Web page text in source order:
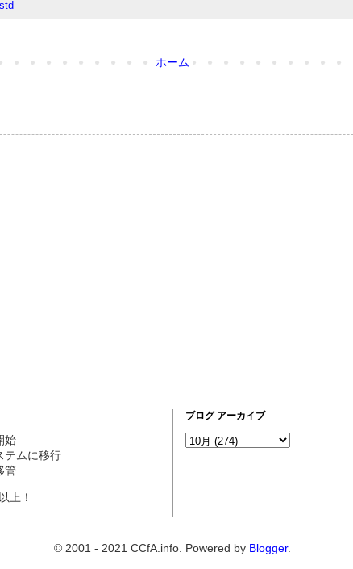
std
ホーム
始
テムに移行
管
上！
ブログ アーカイブ
© 2001 - 2021 CCfA.info. Powered by Blogger.